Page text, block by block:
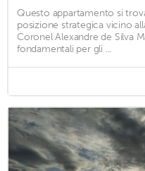
Questo appartamento si
posizione strategica vicino
Coronel Alexandre de Silva
fondamentali per gli ...